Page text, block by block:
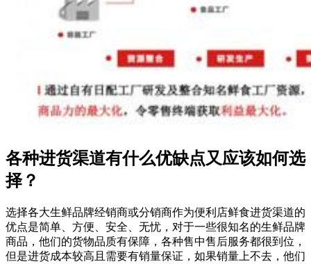
各种进货渠道有什么优缺点又应该如何选
择？
选择各大生鲜品牌经销商或分销商作为便利店鲜食进货渠道的
优点是简单、方便、安全、无忧，对于一些很知名的生鲜品牌
商品，他们的货物品质有保障，各种售中售后服务都很到位，
但是进货成本较高且需要有销量保证，如果销量上不去，他们